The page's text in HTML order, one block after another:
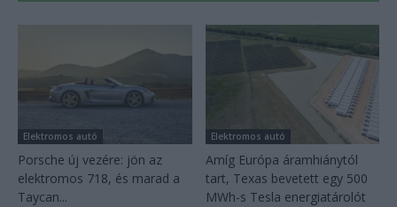
Elektromos autó
Porsche új vezére: jön az
elektromos 718, és marad a
Taycan...
Elektromos autó
Amíg Európa áramhiánytól
tart, Texas bevetett egy 500
MWh-s Tesla energiatárolót